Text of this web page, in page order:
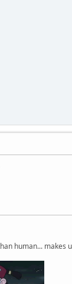
human... makes